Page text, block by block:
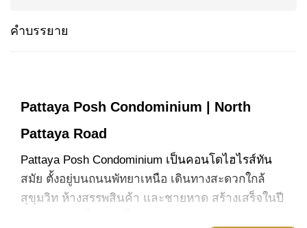
คำบรรยาย
Pattaya Posh Condominium | North
Pattaya Road
Pattaya Posh Condominium เป็นคอนโดไฮไรส์ทัน
สมัย ตั้งอยู่บนถนนพัทยาเหนือ เดินทางสะดวกใกล้
สุขุมวิท ห้างสรรพสินค้า และชายหาด สร้างเสร็จในปี